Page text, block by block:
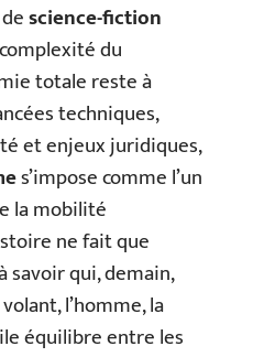
science-fiction
du
totale reste à
techniques,
et enjeux juridiques,
s’impose comme l’un
la mobilité
ne fait que
savoir qui, demain,
l’homme, la
équilibre entre les